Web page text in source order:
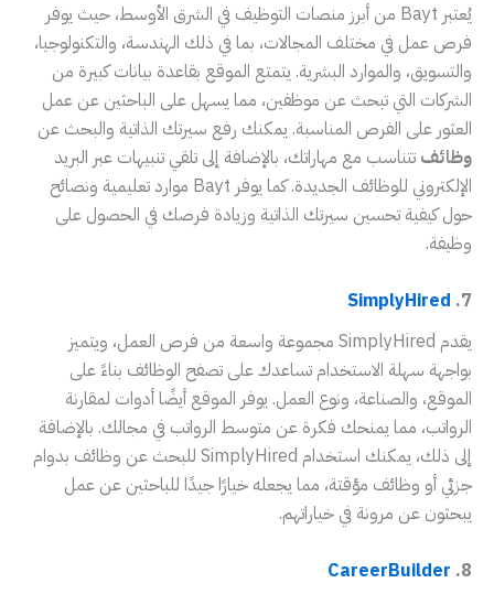
يُعتبر Bayt من أبرز منصات التوظيف في الشرق الأوسط، حيث يوفر
فرص عمل في مختلف المجالات، بما في ذلك الهندسة، والتكنولوجيا،
والتسويق، والموارد البشرية. يتمتع الموقع بقاعدة بيانات كبيرة من
الشركات التي تبحث عن موظفين، مما يسهل على الباحثين عن عمل
العثور على الفرص المناسبة. يمكنك رفع سيرتك الذاتية والبحث عن
وظائف تتناسب مع مهاراتك، بالإضافة إلى تلقي تنبيهات عبر البريد
الإلكتروني للوظائف الجديدة. كما يوفر Bayt موارد تعليمية ونصائح
حول كيفية تحسين سيرتك الذاتية وزيادة فرصك في الحصول على
وظيفة.
7.
SimplyHired
يقدم SimplyHired مجموعة واسعة من فرص العمل، ويتميز
بواجهة سهلة الاستخدام تساعدك على تصفح الوظائف بناءً على
الموقع، والصناعة، ونوع العمل. يوفر الموقع أيضًا أدوات لمقارنة
الرواتب، مما يمنحك فكرة عن متوسط الرواتب في مجالك. بالإضافة
إلى ذلك، يمكنك استخدام SimplyHired للبحث عن وظائف بدوام
جزئي أو وظائف مؤقتة، مما يجعله خيارًا جيدًا للباحثين عن عمل
يبحثون عن مرونة في خياراتهم.
8.
CareerBuilder